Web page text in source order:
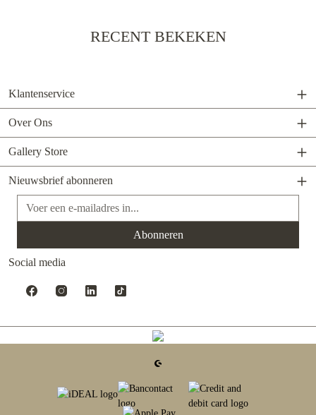
RECENT BEKEKEN
Klantenservice
Over Ons
Gallery Store
Nieuwsbrief abonneren
E-mailadres*
Abonneren
Social media